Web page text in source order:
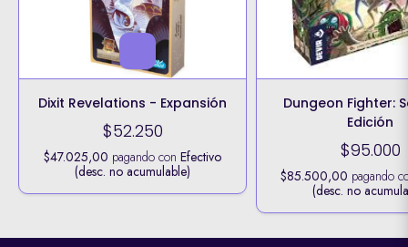
Dixit Revelations - Expansión
$52.250
$47.025,00 pagando conEfectivo
(desc. no acumulable)
Dungeon Fighter:
Edición
$95.000
$85.500,00 pagando
(desc. no